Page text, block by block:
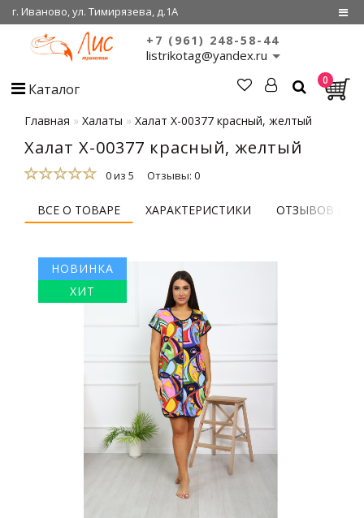
г. Иваново, ул. Тимирязева, д.1А
Регистрация
Войти
О нас
Сертификаты
+7 (961) 248-58-44
listrikotag@yandex.ru
Каталог 0
Главная Халаты Халат Х-00377 красный, желтый
Халат Х-00377 красный, желтый
0 из 5 Отзывы: 0
ВСЕ О ТОВАРЕ ХАРАКТЕРИСТИКИ ОТЗЫВОВ (0)
НОВИНКА
ХИТ